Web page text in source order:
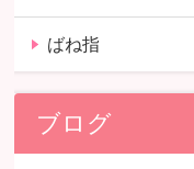
ばね指
ブログ